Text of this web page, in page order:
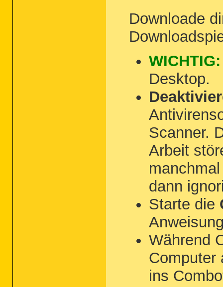
Downloade
WICHTIG:
Desktop.
Scanner.
Arbeit
dann
Starte die
Während
Computer
ins